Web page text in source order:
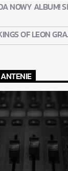
NOWY ALBUM!
OF LEON